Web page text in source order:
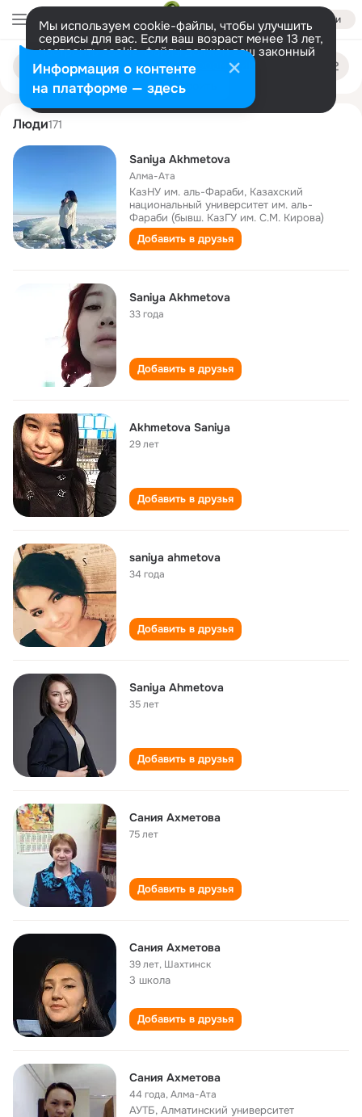
Войти
Мы используем cookie-файлы, чтобы улучшить
сервисы для вас. Если ваш возраст менее 13 лет,
настроить cookie-файлы должен ваш законный
представитель. Больше информации
Разрешить все Настроить
Поиск
людям
saniya akhmetova
Люди171
Saniya Akhmetova
Алма-Ата
КазНУ им. аль-Фараби, Казахский
национальный университет им. аль-
Фараби (бывш. КазГУ им. С.М. Кирова)
Добавить в друзья
Saniya Akhmetova
33 года
Добавить в друзья
Akhmetova Saniya
29 лет
Добавить в друзья
saniya ahmetova
34 года
Добавить в друзья
Saniya Ahmetova
35 лет
Добавить в друзья
Сания Ахметова
75 лет
Добавить в друзья
Сания Ахметова
39 лет, Шахтинск
3 школа
Добавить в друзья
Сания Ахметова
44 года,Алма-Ата
АУТБ, Алматинский университет
Информация о контенте
на платформе — здесь